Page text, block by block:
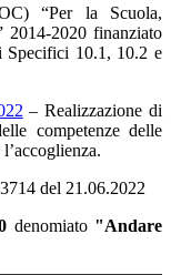
“Per la Scuola,
2014-2020 finanziato
10.1, 10.2 e
– Realizzazione di
competenze delle
del 21.06.2022
denomiato "Andare